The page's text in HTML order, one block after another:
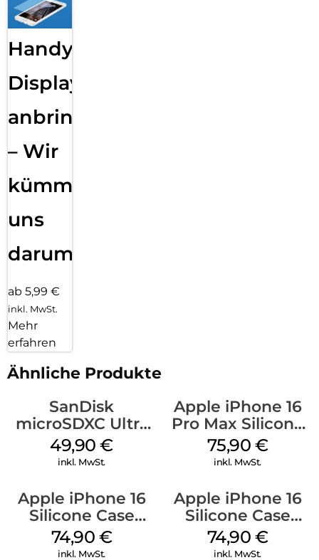
Handy
Displayfolie
anbringen
– Wir
kümmern
uns
darum!
ab 5,99 €
inkl. MwSt.
Mehr
erfahren
Ähnliche Produkte
SanDisk
microSDXC Ultra
128 GB + Adapter
Mobile
49,90€
inkl. MwSt.
Apple iPhone 16
Pro Max Silicone
Case MagSafe
Stone Gray
75,90 €
inkl. MwSt.
Apple iPhone 16
Silicone Case
MagSafe Lake
Green
74,90 €
inkl. MwSt.
Apple iPhone 16
Silicone Case
MagSafe Black
74,90 €
inkl. MwSt.